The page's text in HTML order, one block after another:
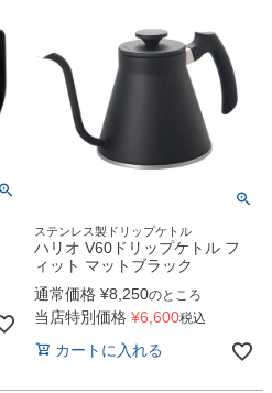
ステンレス製ドリップケトル
ハリオ V60ドリップケトル フ
ィット マットブラック
通常価格 ¥8,250のところ
当店特別価格 ¥6,600税込
カートに入れる